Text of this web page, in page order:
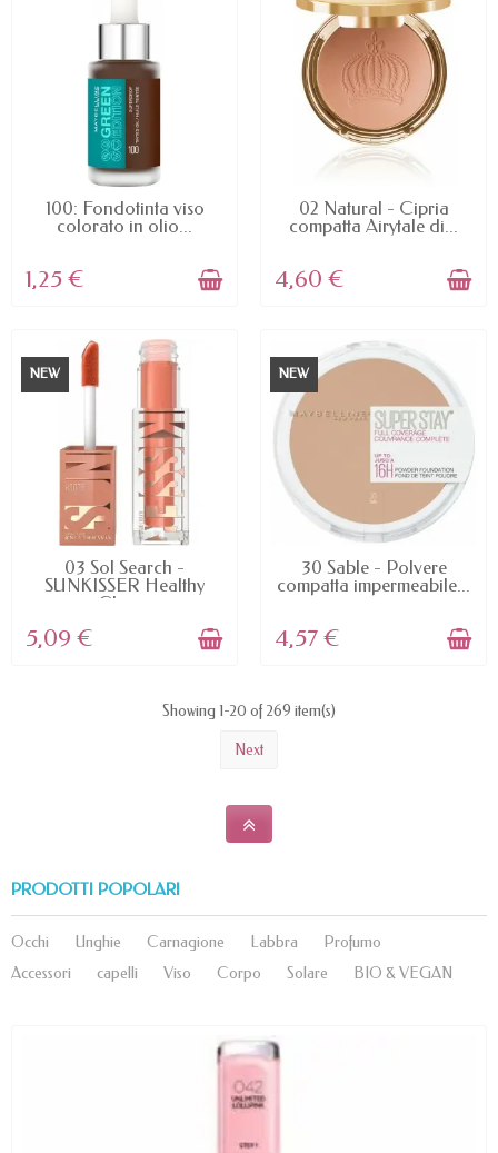
AVAILABLE
100: Fondotinta viso
colorato in olio...
1,25 €
AVAILABLE
02 Natural - Cipria
compatta Airytale di...
4,60 €
NEW
AVAILABLE
03 Sol Search -
SUNKISSER Healthy
Glow...
5,09 €
NEW
AVAILABLE
30 Sable - Polvere
compatta impermeabile...
4,57 €
Showing 1-20 of 269 item(s)
Next
PRODOTTI POPOLARI
Occhi Unghie Carnagione Labbra
Profumo
Accessori
capelli Viso Corpo Solare BIO & VEGAN